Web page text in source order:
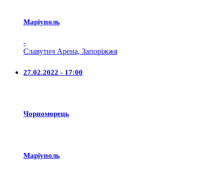
Маріуполь
-
Славутич Арена, Запоріжжя
27.02.2022 - 17:00
Чорноморець
Маріуполь